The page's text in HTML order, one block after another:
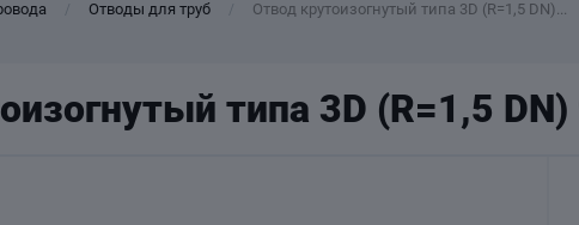
Отводы для труб Отвод крутоизогнутый типа 3D (R=1,5 DN)...
типа 3D (R=1,5